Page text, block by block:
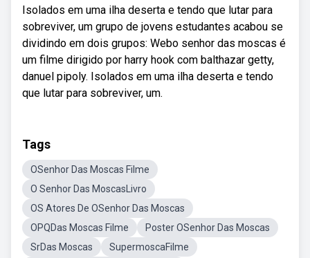
Isolados em uma ilha deserta e tendo que lutar para
sobreviver, um grupo de jovens estudantes acabou se
dividindo em dois grupos: Webo senhor das moscas é
um filme dirigido por harry hook com balthazar getty,
danuel pipoly. Isolados em uma ilha deserta e tendo
que lutar para sobreviver, um.
Tags
OSenhor Das Moscas Filme
O Senhor Das MoscasLivro
OS Atores De OSenhor Das Moscas
OPQDas Moscas Filme
Poster OSenhor Das Moscas
SrDas Moscas
SupermoscaFilme